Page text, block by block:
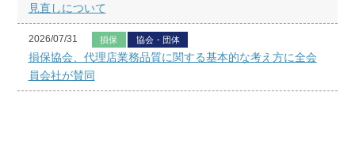
見直しについて
2026/07/31 損保 協会・団体
損保協会、代理店業務品質に関する基本的な考え方に全会
員会社が賛同